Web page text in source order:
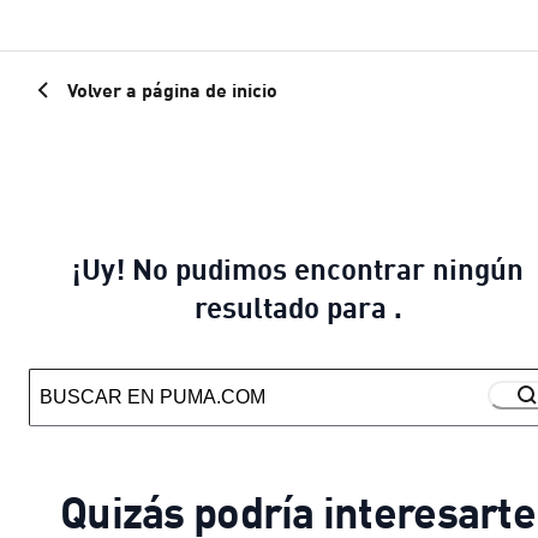
Volver a página de inicio
¡Uy! No pudimos encontrar ningún
resultado para .
Quizás podría interesarte